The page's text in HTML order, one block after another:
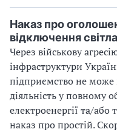
Наказ про
відключення
Через військову
інфраструктури
підприємство не може
діяльність у повному
електроенергії та/
наказ про простій.